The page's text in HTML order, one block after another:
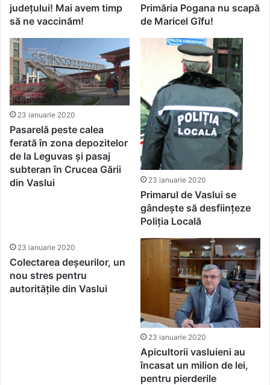
județului! Mai avem timp
să ne vaccinăm!
Primăria Pogana nu scapă
de Maricel Gîfu!
23 ianuarie 2020
Pasarelă peste calea
ferată în zona depozitelor
de la Leguvas și pasaj
subteran în Crucea Gării
din Vaslui
23 ianuarie 2020
Primarul de Vaslui se
gândește să desființeze
Poliția Locală
23 ianuarie 2020
Colectarea deșeurilor, un
nou stres pentru
autoritățile din Vaslui
23 ianuarie 2020
Apicultorii vasluieni au
încasat un milion de lei,
pentru pierderile